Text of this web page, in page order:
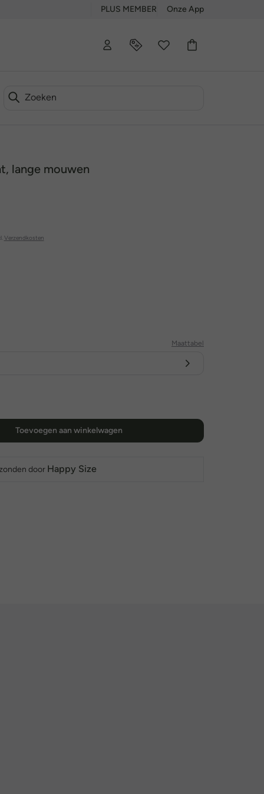
PLUS MEMBER Onze App
lange mouwen
Verzendkosten
Maattabel
Toevoegen aan winkelwagen
door Happy Size